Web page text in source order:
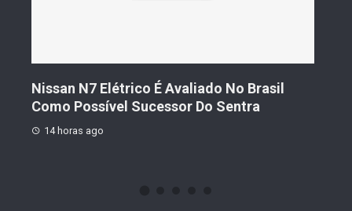
Nissan N7 Elétrico É Avaliado No Brasil
Como Possível Sucessor Do Sentra
14 horas ago